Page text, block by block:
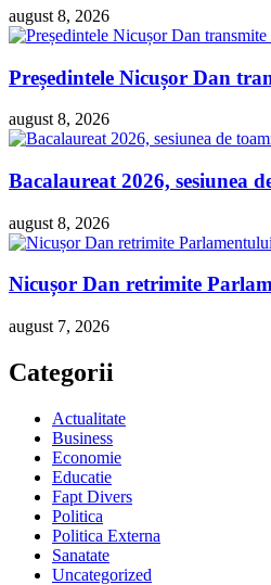
august 8, 2026
Președintele Nicușor Dan
august 8, 2026
Bacalaureat 2026, sesiunea
august 8, 2026
Nicușor Dan retrimite
august 7, 2026
Categorii
Actualitate
Business
Economie
Educatie
Fapt Divers
Politica
Politica Externa
Sanatate
Uncategorized